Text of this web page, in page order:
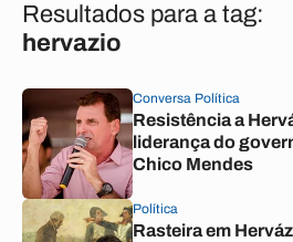
Resultados para a tag:
hervazio
Conversa Política
Resistência a
liderança do
Chico Mendes
Política
Rasteira em